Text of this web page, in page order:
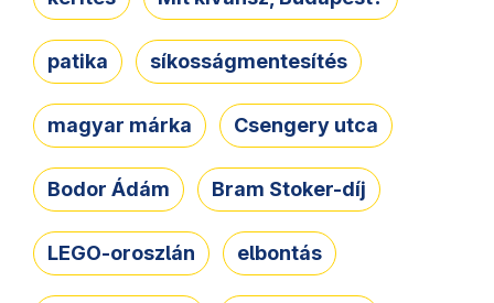
patika síkosságmentesítés
magyar márka Csengery utca
Bodor Ádám Bram Stoker-díj
LEGO-oroszlán elbontás